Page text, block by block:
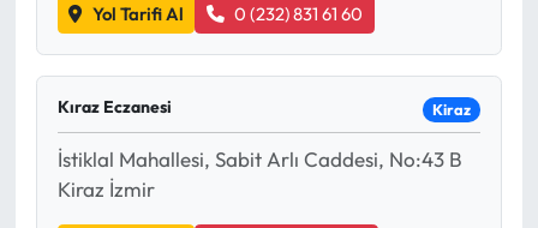
Yol Tarifi Al 0 (232) 831 61 60
Kıraz Eczanesi Kiraz
İstiklal Mahallesi, Sabit Arlı Caddesi, No:43 B
Kiraz İzmir